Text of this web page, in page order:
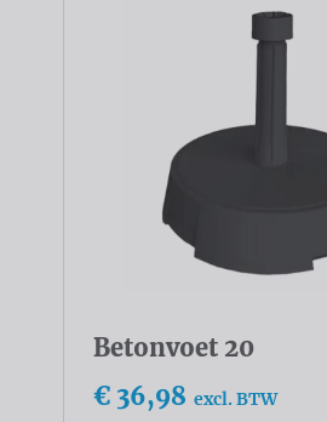
Betonvoet 20
€ 36,98 excl. BTW